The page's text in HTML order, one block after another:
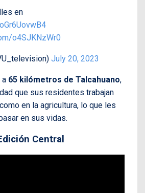
en
o4SJKNzWr0
July 20, 2023
a 65 kilómetros de Talcahuano,
que sus residentes trabajan
en la agricultura, lo que les
en sus vidas.
Central